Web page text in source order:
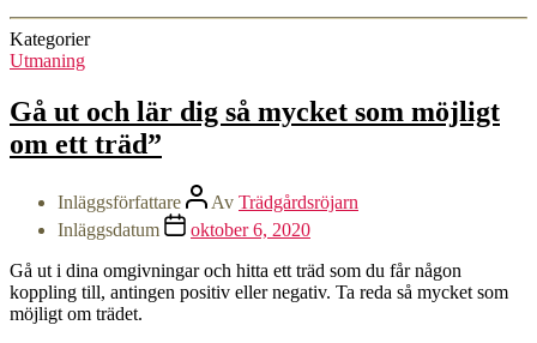
Kategorier
Utmaning
Gå ut och lär dig så mycket som möjligt
om ett träd”
Inläggsförfattare Av Trädgårdsröjarn
Inläggsdatum
oktober 6, 2020
Gå ut i dina omgivningar och hitta ett träd som du får någon
koppling till, antingen positiv eller negativ. Ta reda så mycket som
möjligt om trädet.